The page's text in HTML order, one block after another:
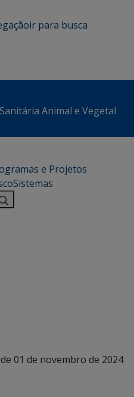
ir para busca
Animal e Vegetal
e Projetos
Sistemas
01 de novembro de 2024